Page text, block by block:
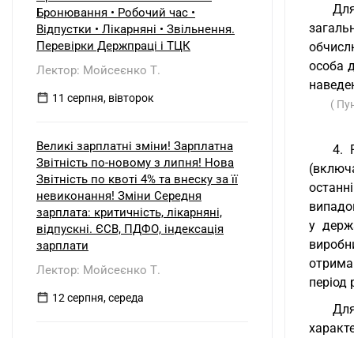
особа
(
4.
у
період
Бронювання • Робочий час •
Відпустки • Лікарняні • Звільнення.
Перевірки Держпраці і ТЦК
Лектор: Мойсеєнко Т.
11 серпня, вівторок
Великі зарплатні зміни! Зарплатна
Звітність по-новому з липня! Нова
Звітність по квоті 4% та внеску за її
невиконання! Зміни Середня
зарплата: критичність, лікарняні,
відпускні. ЄСВ, ПДФО, індексація
зарплати
Лектор: Мойсеєнко Т.
12 серпня, середа